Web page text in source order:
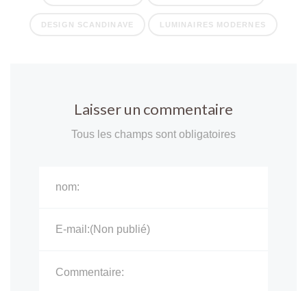
DESIGN SCANDINAVE LUMINAIRES MODERNES
Laisser un commentaire
Tous les champs sont obligatoires